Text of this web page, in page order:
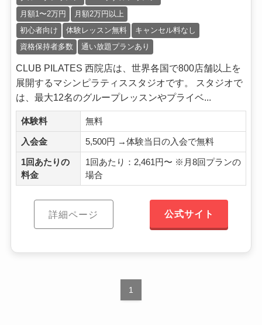
月額1〜2万円
月額2万円以上
初心者向け
体験レッスン無料
キャンセル料なし
資格保持者多数
通い放題プランあり
CLUB PILATES 西院店は、世界各国で800店舗以上を
展開するマシンピラティススタジオです。 スタジオで
は、最大12名のグループレッスンやプライベ...
体験料 無料
入会金 5,500円 →体験当日の入会で無料
1回あたりの
料金
1回あたり：2,461円〜 ※月8回プランの
場合
詳細ページ 公式サイト
1